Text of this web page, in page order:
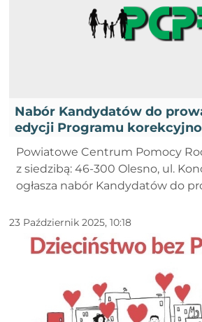
Nabór Kandydatów do
edycji Programu
edukacyjnego dla osób
przemoc domową w roku
Powiatowe Centrum Pomocy
z siedzibą: 46-300 Olesno, ul.
ogłasza nabór Kandydatów do
23 Październik 2025, 10:18